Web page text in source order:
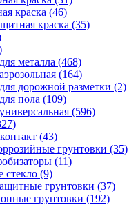
краска (46)
краска (35)
металла (468)
(164)
дорожной разметки (2)
пола (109)
(596)
(43)
грунтовки (35)
(11)
стекло (9)
грунтовки (37)
грунтовки (192)